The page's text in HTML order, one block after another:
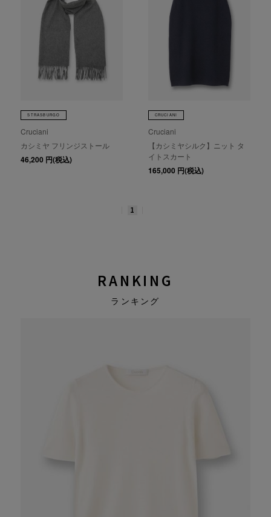
STRASBURGO
Cruciani
カシミヤ フリンジストール
46,200 円(税込)
CRUCIANI
Cruciani
【カシミヤシルク】ニット タ
イトスカート
165,000 円(税込)
1
RANKING
ランキング